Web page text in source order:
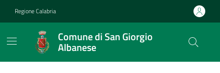
Regione Calabria
Comune di San Giorgio
Albanese